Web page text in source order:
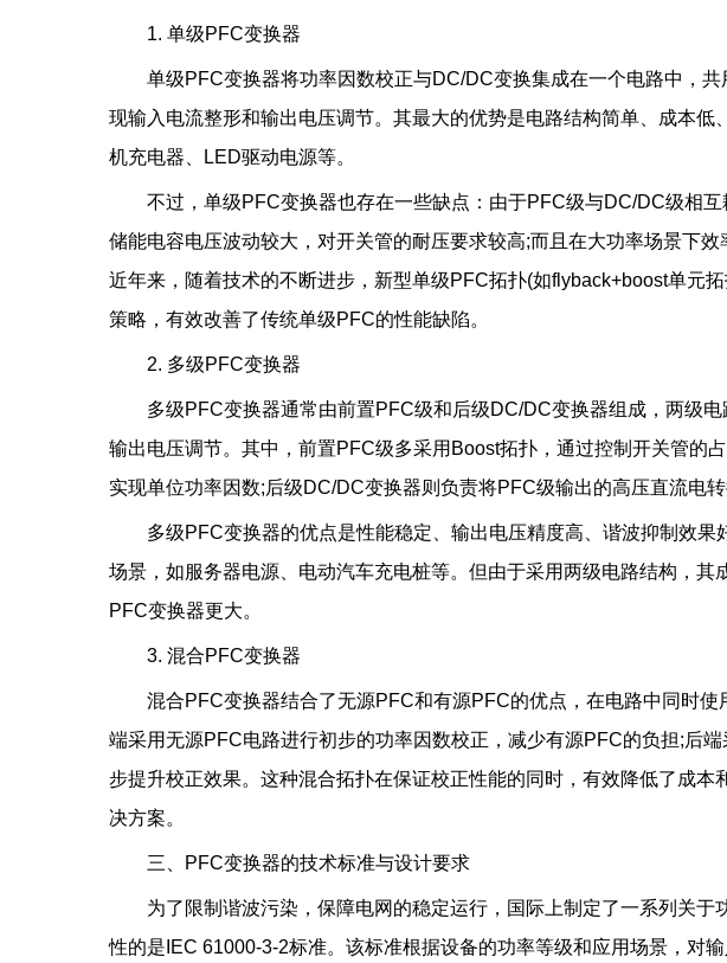
1. 单级PFC变换器
单级PFC变换器将功率因数校正与DC/DC变换集成在一个电路中，
现输入电流整形和输出电压调节。其最大的优势是电路结构简单、成本低
机充电器、LED驱动电源等。
不过，单级PFC变换器也存在一些缺点：由于PFC级与DC/DC级相
储能电容电压波动较大，对开关管的耐压要求较高;而且在大功率场景下效
近年来，随着技术的不断进步，新型单级PFC拓扑(如flyback+boost单元
策略，有效改善了传统单级PFC的性能缺陷。
2. 多级PFC变换器
多级PFC变换器通常由前置PFC级和后级DC/DC变换器组成，两级
输出电压调节。其中，前置PFC级多采用Boost拓扑，通过控制开关管的
实现单位功率因数;后级DC/DC变换器则负责将PFC级输出的高压直流电转
多级PFC变换器的优点是性能稳定、输出电压精度高、谐波抑制效果
场景，如服务器电源、电动汽车充电桩等。但由于采用两级电路结构，其
PFC变换器更大。
3. 混合PFC变换器
混合PFC变换器结合了无源PFC和有源PFC的优点，在电路中同时
端采用无源PFC电路进行初步的功率因数校正，减少有源PFC的负担;后
步提升校正效果。这种混合拓扑在保证校正性能的同时，有效降低了成本
决方案。
三、PFC变换器的技术标准与设计要求
为了限制谐波污染，保障电网的稳定运行，国际上制定了一系列关于
性的是IEC 61000-3-2标准。该标准根据设备的功率等级和应用场景，对